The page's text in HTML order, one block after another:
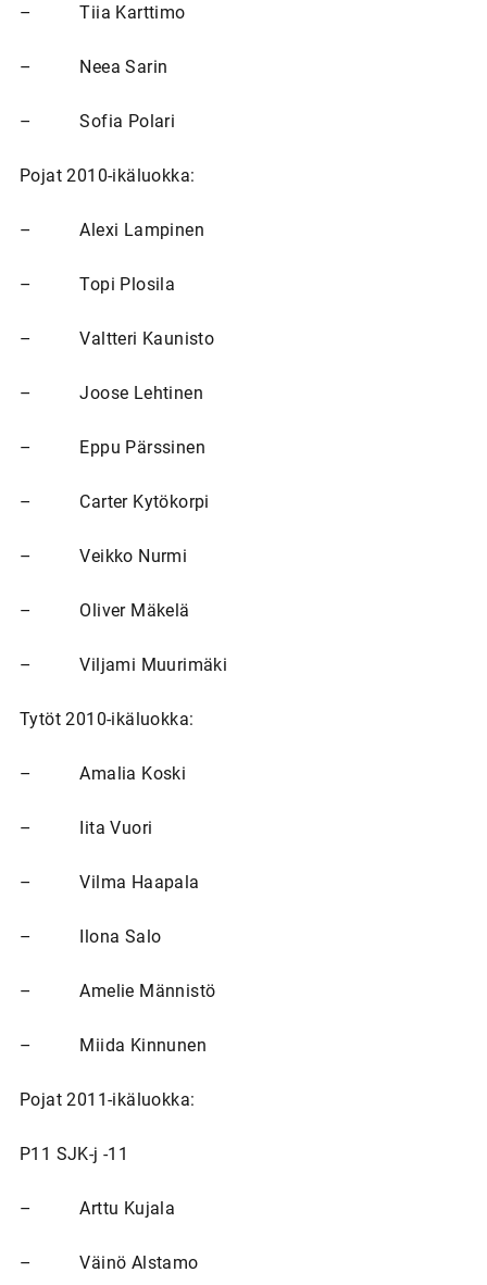
– Tiia Karttimo
– Neea Sarin
– Sofia Polari
Pojat 2010-ikäluokka:
– Alexi Lampinen
– Topi Plosila
– Valtteri Kaunisto
– Joose Lehtinen
– Eppu Pärssinen
– Carter Kytökorpi
– Veikko Nurmi
– Oliver Mäkelä
– Viljami Muurimäki
Tytöt 2010-ikäluokka:
– Amalia Koski
– Iita Vuori
– Vilma Haapala
– Ilona Salo
– Amelie Männistö
– Miida Kinnunen
Pojat 2011-ikäluokka:
P11 SJK-j -11
– Arttu Kujala
– Väinö Alstamo